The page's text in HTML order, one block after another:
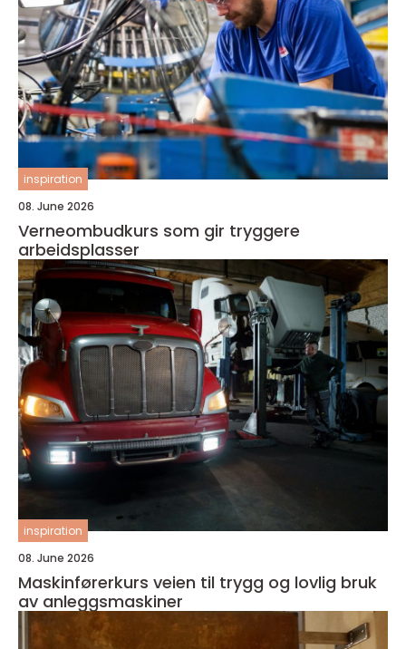
inspiration
08. June 2026
Verneombudkurs som gir tryggere
arbeidsplasser
inspiration
08. June 2026
Maskinførerkurs veien til trygg og lovlig bruk
av anleggsmaskiner